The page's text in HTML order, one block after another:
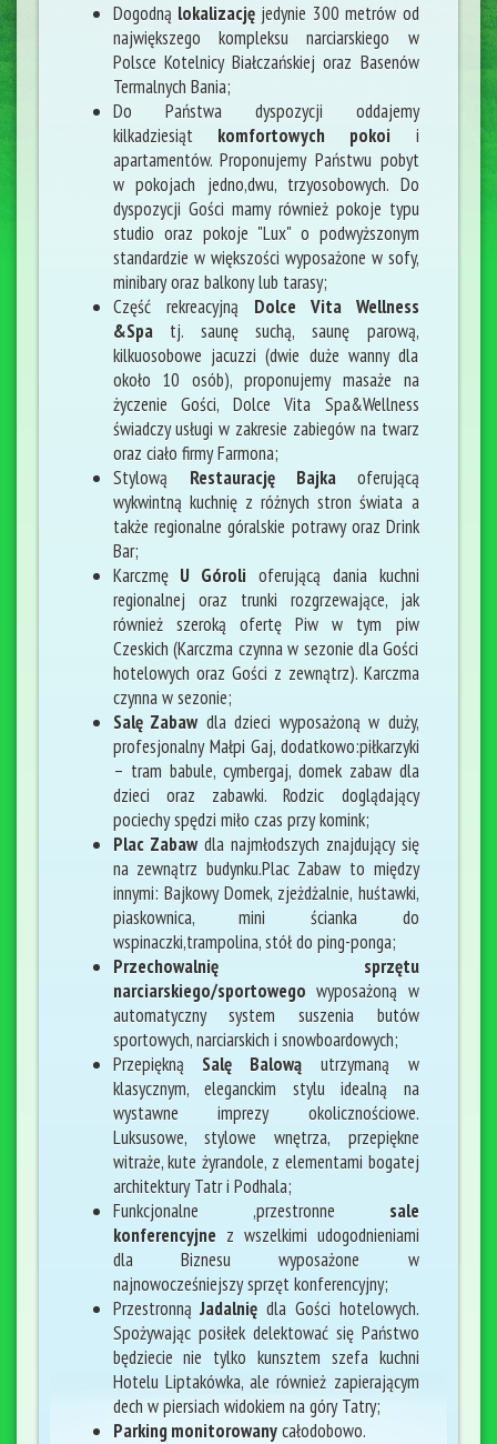
Dogodną lokalizację jedynie 300 metrów od
największego kompleksu narciarskiego w
Polsce Kotelnicy Białczańskiej oraz Basenów
Termalnych Bania;
Do Państwa dyspozycji oddajemy
kilkadziesiąt komfortowych pokoi i
apartamentów. Proponujemy Państwu pobyt
w pokojach jedno,dwu, trzyosobowych. Do
dyspozycji Gości mamy również pokoje typu
studio oraz pokoje "Lux" o podwyższonym
standardzie w większości wyposażone w sofy,
minibary oraz balkony lub tarasy;
Część rekreacyjną Dolce Vita Wellness
&Spatj. saunę suchą, saunę parową,
kilkuosobowe jacuzzi (dwie duże wanny dla
około 10 osób), proponujemy masaże na
życzenie Gości, Dolce Vita Spa&Wellness
świadczy usługi w zakresie zabiegów na twarz
oraz ciało firmy Farmona;
Stylową Restaurację Bajka oferującą
wykwintną kuchnię z różnych stron świata a
także regionalne góralskie potrawy oraz Drink
Bar;
Karczmę U Góroli oferującą dania kuchni
regionalnej oraz trunki rozgrzewające, jak
również szeroką ofertę Piw w tym piw
Czeskich (Karczma czynna w sezonie dla Gości
hotelowych oraz Gości z zewnątrz). Karczma
czynna w sezonie;
Salę Zabawdla dzieci wyposażoną w duży,
profesjonalny Małpi Gaj, dodatkowo:piłkarzyki
– tram babule, cymbergaj, domek zabaw dla
dzieci oraz zabawki. Rodzic doglądający
pociechy spędzi miło czas przy komink;
Plac Zabawdla najmłodszych znajdujący się
na zewnątrz budynku.Plac Zabaw to między
innymi: Bajkowy Domek, zjeżdżalnie, huśtawki,
piaskownica, mini ścianka do
wspinaczki,trampolina, stół do ping-ponga;
Przechowalnię sprzętu
narciarskiego/sportowego wyposażoną w
automatyczny system suszenia butów
sportowych, narciarskich i snowboardowych;
Przepiękną Salę Balową utrzymaną w
klasycznym, eleganckim stylu idealną na
wystawne imprezy okolicznościowe.
Luksusowe, stylowe wnętrza, przepiękne
witraże, kute żyrandole, z elementami bogatej
architektury Tatr i Podhala;
Funkcjonalne ,przestronne sale
konferencyjne z wszelkimi udogodnieniami
dla Biznesu wyposażone w
najnowocześniejszy sprzęt konferencyjny;
PrzestronnąJadalnię dla Gości hotelowych.
Spożywając posiłek delektować się Państwo
będziecie nie tylko kunsztem szefa kuchni
Hotelu Liptakówka, ale również zapierającym
dech w piersiach widokiem na góry Tatry;
Parking monitorowanycałodobowo.